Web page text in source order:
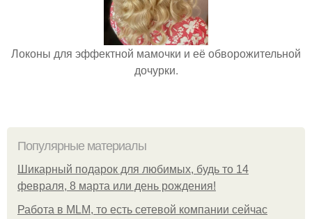
Локоны для эффектной мамочки и её обворожительной
дочурки.
Популярные материалы
Шикарный подарок для любимых, будь то 14
февраля, 8 марта или день рождения!
Работа в MLM, то есть сетевой компании сейчас